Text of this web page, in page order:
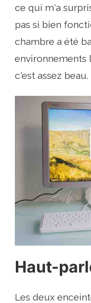
ce qui m'a
pas si bien
chambre a été
environnements
c'est assez beau.
Haut-
Les deux